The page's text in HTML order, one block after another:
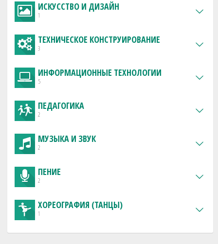
ИСКУССТВО И ДИЗАЙН
1
ТЕХНИЧЕСКОЕ КОНСТРУИРОВАНИЕ
3
ИНФОРМАЦИОННЫЕ ТЕХНОЛОГИИ
5
ПЕДАГОГИКА
2
МУЗЫКА И ЗВУК
2
ПЕНИЕ
2
ХОРЕОГРАФИЯ (ТАНЦЫ)
1